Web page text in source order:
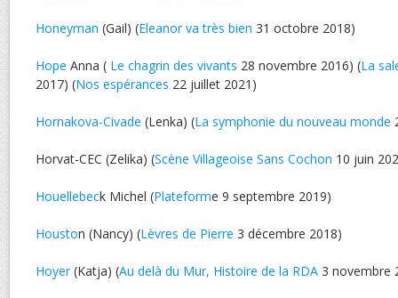
Honeyman (Gail) (Eleanor va très bien 31 octobre 2018)
Hope Anna ( Le chagrin des vivants 28 novembre 2016) (La
2017) (Nos espérances 22 juillet 2021)
Hornakova-Civade (Lenka) (La symphonie du nouveau monde
Horvat-CEC (Zelika) (Scène Villageoise Sans Cochon 10 juin
Houellebeck Michel (Plateforme 9 septembre 2019)
Houston (Nancy) (Lèvres de Pierre 3 décembre 2018)
Hoyer(Katja) (Au delà du Mur, Histoire de la RDA 3 novembre